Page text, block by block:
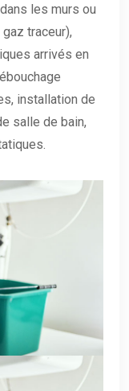
les murs ou
traceur),
arrivés en
installation de
salle de bain,